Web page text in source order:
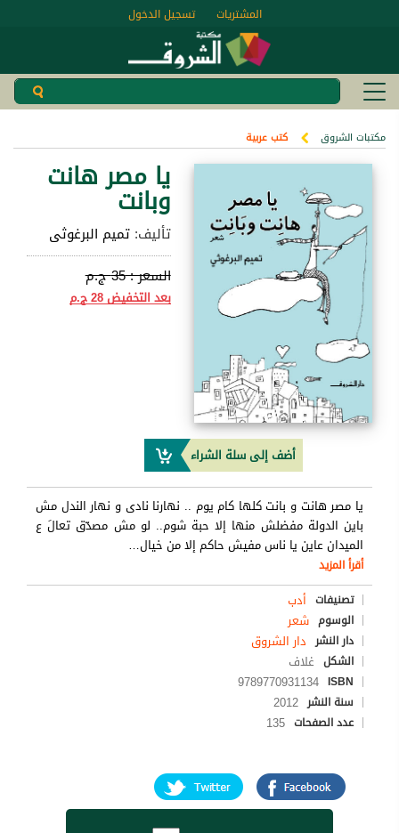
تسجيل الدخول المشتريات
مكتبات الشروق كتب عربية
يا مصر هانت
وبانت
تأليف:تميم البرغوثى
السعر :35 ج.م
بعد التخفيض28 ج.م
أضف إلى سلة الشراء
يا مصر هانت و بانت كلها كام يوم .. نهارنا نادى و نهار الندل مش
باين الدولة مفضلش منها إلا حبة شوم.. لو مش مصدّق تعالَ ع
الميدان عاين يا ناس مفيش حاكم إلا من خيال…
أقرأ المزيد
تصنيفات أدب
الوسوم شعر
دار النشر دار الشروق
الشكل غلاف
ISBN
9789770931134
سنة النشر 2012
عدد الصفحات 135